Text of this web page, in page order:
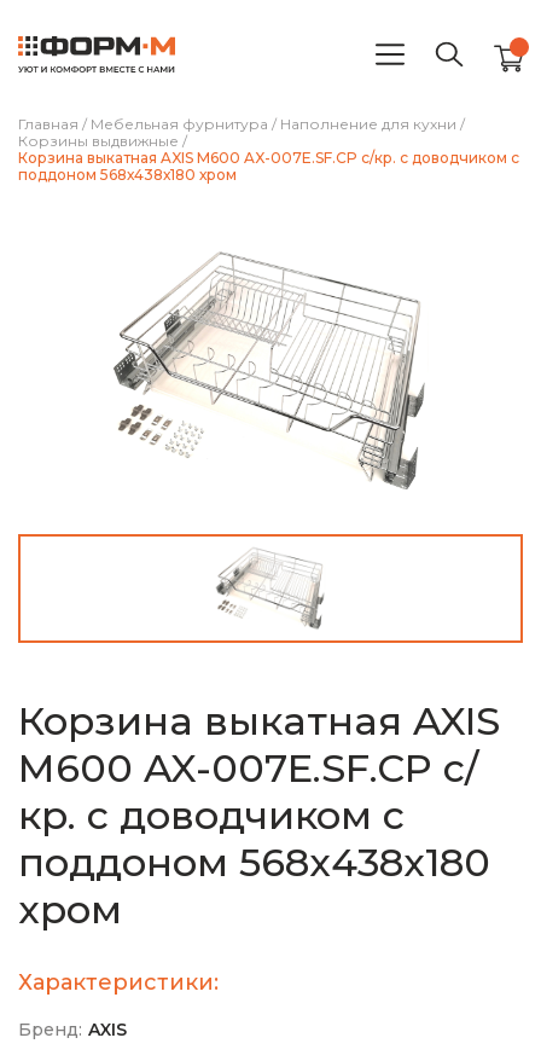
Главная / Мебельная фурнитура / Наполнение для кухни /
Корзины выдвижные /
Корзина выкатная AXIS М600 AX-007E.SF.CP с/кр. с доводчиком с
поддоном 568х438х180 хром
Корзина выкатная AXIS
М600 AX-007E.SF.CP с/
кр. с доводчиком с
поддоном 568х438х180
хром
Характеристики:
Бренд: AXIS